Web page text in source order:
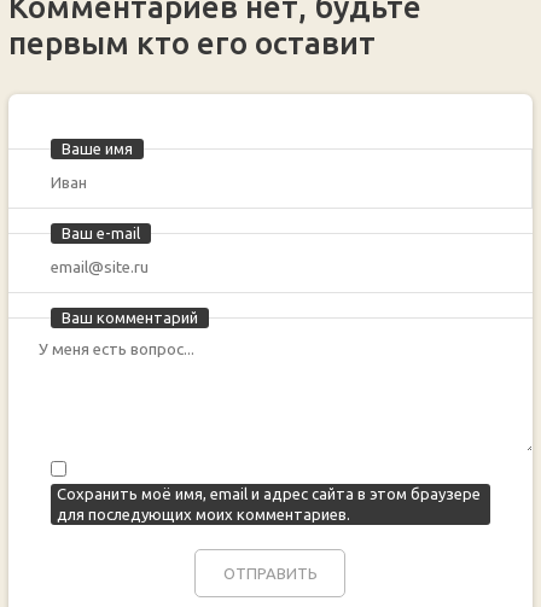
первым кто его оставит
Ваше имя
Ваш e-mail
Ваш комментарий
Сохранить моё имя, email и адрес сайта в этом браузере
для последующих моих комментариев.